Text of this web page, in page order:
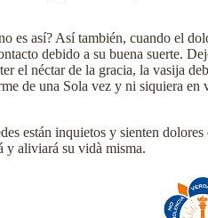
es así? Así también, cuando el
debido a su buena suerte.
el néctar de la gracia, la vasija
de una Sola vez y ni siquiera
están inquietos y sienten
y aliviará su vidà misma.